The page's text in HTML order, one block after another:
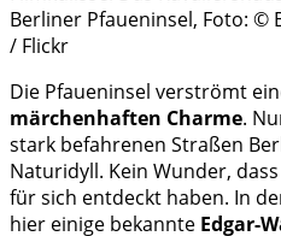
Berliner Pfaueninsel, Foto: ©
/ Flickr
Die Pfaueninsel verströmt
märchenhaften Charme.
stark befahrenen Straßen
Naturidyll. Kein Wunder,
für sich entdeckt haben. In
hier einige bekannte Edgar-